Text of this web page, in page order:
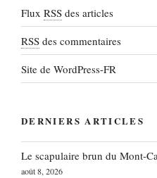
Flux RSS des articles
RSS des commentaires
Site de WordPress-FR
DERNIERS ARTICLES
Le scapulaire brun du Mont-
août 8, 2026